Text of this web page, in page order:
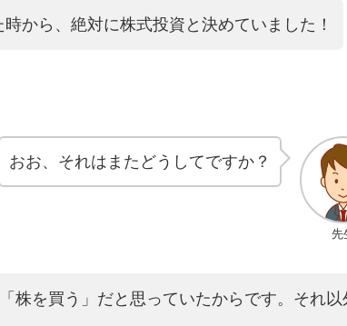
から、絶対に株式投資と決めていました！
先
おお、それはまたどうしてですか？
株を買う」だと思っていたからです。それ以